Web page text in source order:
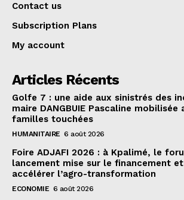
Contact us
Subscription Plans
My account
Articles Récents
Golfe 7 : une aide aux sinistrés des
maire DANGBUIE Pascaline mobilisée
familles touchées
HUMANITAIRE 6 août 2026
Foire ADJAFI 2026 : à Kpalimé, le
lancement mise sur le financement
accélérer l’agro-transformation
ECONOMIE 6 août 2026